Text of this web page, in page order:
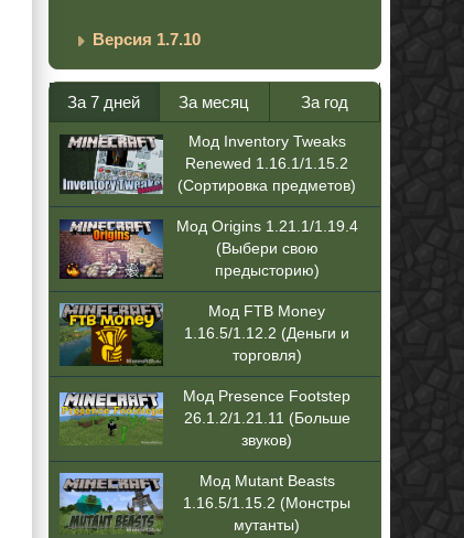
Версия 1.7.10
За 7 дней За месяц За год
Мод Inventory Tweaks
Renewed 1.16.1/1.15.2
(Сортировка предметов)
Мод Origins 1.21.1/1.19.4
(Выбери свою
предысторию)
Мод FTB Money
1.16.5/1.12.2 (Деньги и
торговля)
Мод Presence Footstep
26.1.2/1.21.11 (Больше
звуков)
Мод Mutant Beasts
1.16.5/1.15.2 (Монстры
мутанты)